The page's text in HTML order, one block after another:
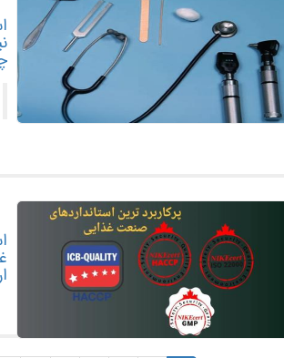
اروپا